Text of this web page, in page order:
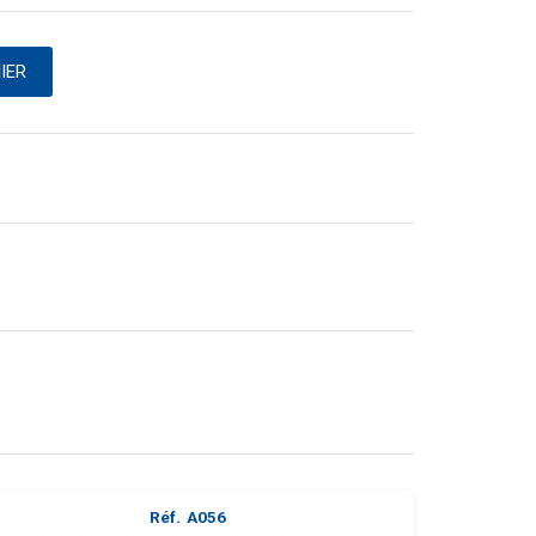
Réf. A056